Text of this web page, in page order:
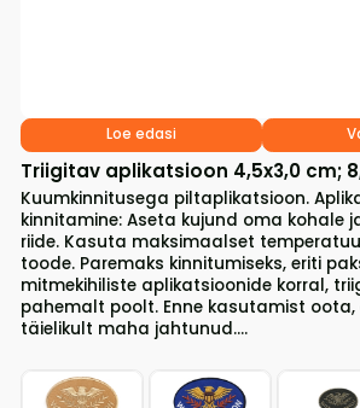
Triigitav aplikatsioon 4,5x3,0 cm;
Kuumkinnitusega piltaplikatsioon.
kinnitamine: Aseta kujund oma kohale
riide. Kasuta maksimaalset
toode. Paremaks kinnitumiseks, eriti
mitmekihiliste aplikatsioonide korral,
pahemalt poolt. Enne kasutamist oota,
täielikult maha jahtunud....
Loe edasi